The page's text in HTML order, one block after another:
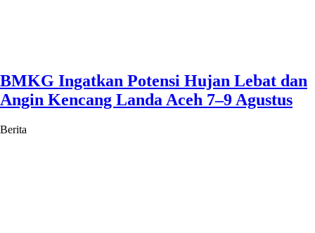
BMKG Ingatkan Potensi Hujan Lebat dan
Angin Kencang Landa Aceh 7–9 Agustus
Berita